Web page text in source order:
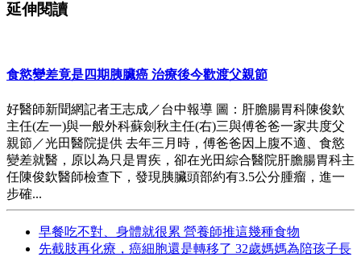
延伸閱讀
食慾變差竟是四期胰臟癌 治療後今歡渡父親節
好醫師新聞網記者王志成／台中報導 圖：肝膽腸胃科陳俊欽
主任(左一)與一般外科蘇劍秋主任(右)三與傅爸爸一家共度父
親節／光田醫院提供 去年三月時，傅爸爸因上腹不適、食慾
變差就醫，原以為只是胃疾，卻在光田綜合醫院肝膽腸胃科主
任陳俊欽醫師檢查下，發現胰臟頭部約有3.5公分腫瘤，進一
步確...
早餐吃不對、身體就很累 營養師推這幾種食物
先截肢再化療，癌細胞還是轉移了 32歲媽媽為陪孩子長